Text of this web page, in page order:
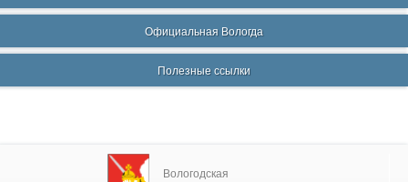
Официальная Вологда
Полезные ссылки
Вологодская